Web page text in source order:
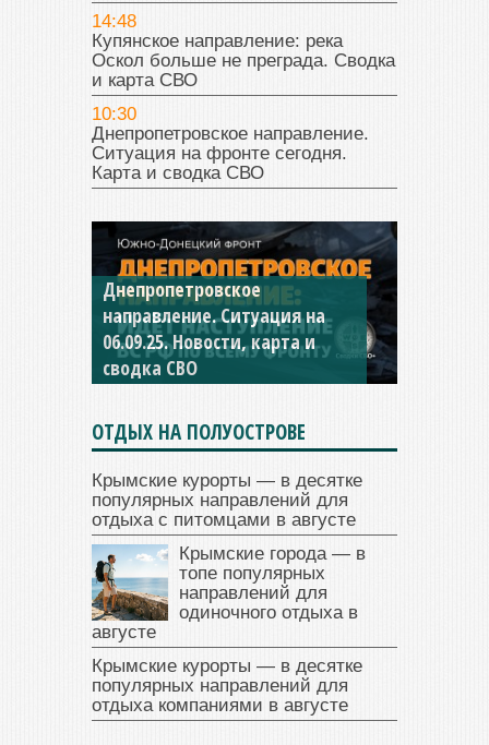
14:48
Купянское направление: река
Оскол больше не преграда. Сводка
и карта СВО
10:30
Днепропетровское направление.
Ситуация на фронте сегодня.
Карта и сводка СВО
Днепропетровское
направление. Ситуация на
06.09.25. Новости, карта и
сводка СВО
Константиновское
направление. Ситуация на
04.09.25 Новости, карта и
сводка СВО
ОТДЫХ НА ПОЛУОСТРОВЕ
Крымские курорты — в десятке
популярных направлений для
отдыха с питомцами в августе
Крымские города — в
топе популярных
направлений для
одиночного отдыха в
августе
Крымские курорты — в десятке
популярных направлений для
отдыха компаниями в августе